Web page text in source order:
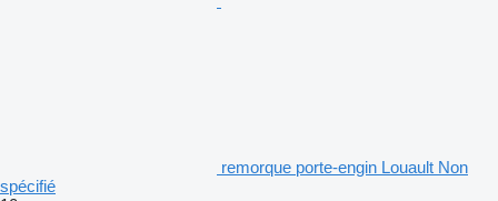
remorque porte-engin Louault Non
spécifié